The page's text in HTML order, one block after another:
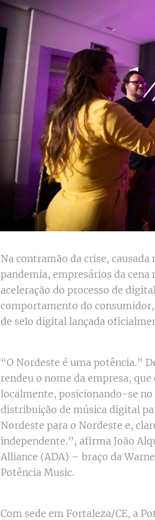
Na contramão da crise,
pandemia, empresários da cena
aceleração do processo de
comportamento do
de selo digital lançada
“O Nordeste é uma potência.”
rendeu o nome da empresa,
localmente, posicionando-se
distribuição de música digital
Nordeste para o Nordeste e,
independente.”, afirma João
Alliance (ADA) – braço da
Potência Music.
Com sede em Fortaleza/CE, a